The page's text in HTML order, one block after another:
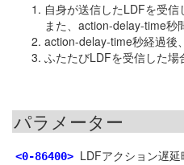
自身が送信したLDFを受
また、action-delay-time秒
action-delay-time秒経過後
ふたたびLDFを受信した場
パラメーター
<0-86400> LDFアクション遅